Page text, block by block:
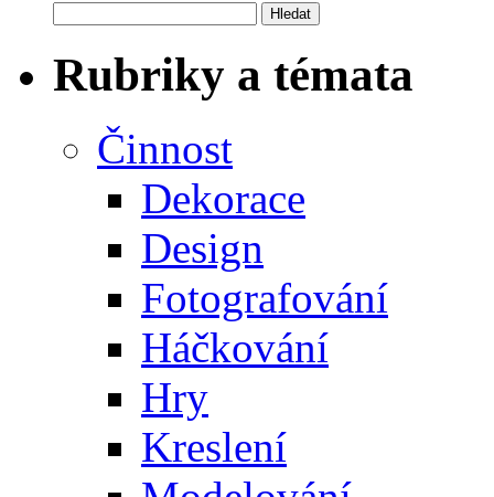
Rubriky a témata
Činnost
Dekorace
Design
Fotografování
Háčkování
Hry
Kreslení